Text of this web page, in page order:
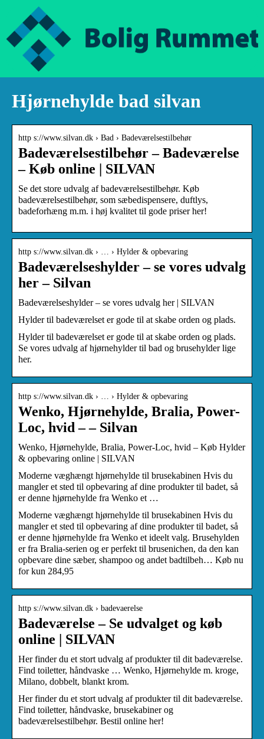
Hjørnehylde bad silvan
http s://www.silvan.dk › Bad › Badeværelsestilbehør
Badeværelsestilbehør – Badeværelse
– Køb online | SILVAN
Se det store udvalg af badeværelsestilbehør. Køb
badeværelsestilbehør, som sæbedispensere, duftlys,
badeforhæng m.m. i høj kvalitet til gode priser her!
http s://www.silvan.dk › … › Hylder & opbevaring
Badeværelseshylder – se vores udvalg
her – Silvan
Badeværelseshylder – se vores udvalg her | SILVAN
Hylder til badeværelset er gode til at skabe orden og plads.
Hylder til badeværelset er gode til at skabe orden og plads.
Se vores udvalg af hjørnehylder til bad og brusehylder lige
her.
http s://www.silvan.dk › … › Hylder & opbevaring
Wenko, Hjørnehylde, Bralia, Power-
Loc, hvid – – Silvan
Wenko, Hjørnehylde, Bralia, Power-Loc, hvid – Køb Hylder
& opbevaring online | SILVAN
Moderne væghængt hjørnehylde til brusekabinen Hvis du
mangler et sted til opbevaring af dine produkter til badet, så
er denne hjørnehylde fra Wenko et …
Moderne væghængt hjørnehylde til brusekabinen Hvis du
mangler et sted til opbevaring af dine produkter til badet, så
er denne hjørnehylde fra Wenko et ideelt valg. Brusehylden
er fra Bralia-serien og er perfekt til brusenichen, da den kan
opbevare dine sæber, shampoo og andet badtilbeh… Køb nu
for kun 284,95
http s://www.silvan.dk › badevaerelse
Badeværelse – Se udvalget og køb
online | SILVAN
Her finder du et stort udvalg af produkter til dit badeværelse.
Find toiletter, håndvaske … Wenko, Hjørnehylde m. kroge,
Milano, dobbelt, blankt krom.
Her finder du et stort udvalg af produkter til dit badeværelse.
Find toiletter, håndvaske, brusekabiner og
badeværelsestilbehør. Bestil online her!